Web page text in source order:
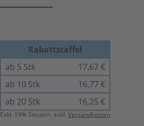
Rabattstaffel
ab 5 Stk
17,67 €
ab 10 Stk
16,77 €
ab 20 Stk
16,25 €
Exkl. 19% Steuern, exkl.Versandkosten